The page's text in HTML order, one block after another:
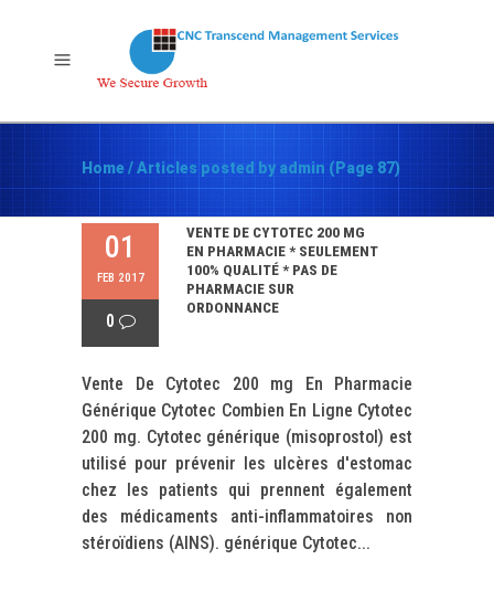
Home/Articles posted by admin (Page 87)
01
FEB 2017
0
VENTE DE CYTOTEC 200 MG
EN PHARMACIE * SEULEMENT
100% QUALITÉ * PAS DE
PHARMACIE SUR
ORDONNANCE
Vente De Cytotec 200 mg En Pharmacie
Générique Cytotec Combien En Ligne Cytotec
200 mg. Cytotec générique (misoprostol) est
utilisé pour prévenir les ulcères d'estomac
chez les patients qui prennent également
des médicaments anti-inflammatoires non
stéroïdiens (AINS). générique Cytotec...